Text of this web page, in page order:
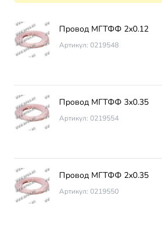
Провод МГТФФ 2х0.12
Артикул: 0219548
Провод МГТФФ 3х0.35
Артикул: 0219554
Провод МГТФФ 2х0.35
Артикул: 0219550